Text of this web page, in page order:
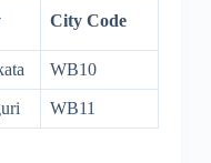
City Code
WB10
WB11